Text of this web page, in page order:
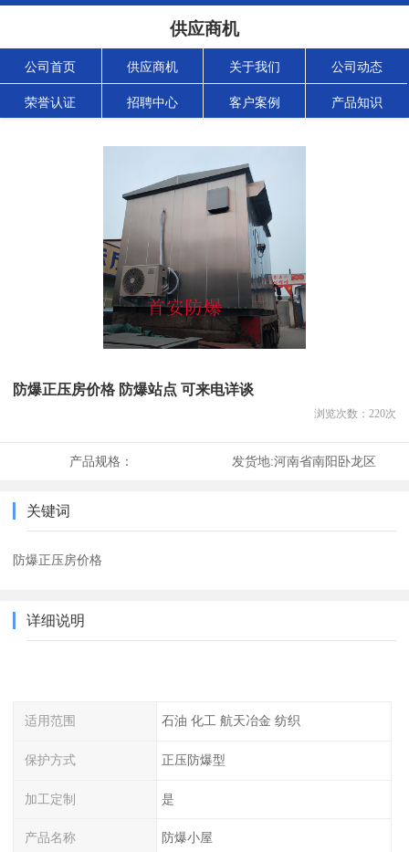
供应商机
公司首页 供应商机 关于我们 公司动态
荣誉认证 招聘中心 客户案例 产品知识
防爆正压房价格 防爆站点 可来电详谈
浏览次数： 220次
产品规格： 发货地:河南省南阳卧龙区
关键词
防爆正压房价格
详细说明
适用范围 石油 化工 航天冶金 纺织
保护方式 正压防爆型
加工定制 是
产品名称 防爆小屋